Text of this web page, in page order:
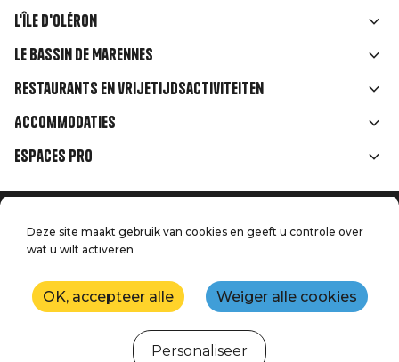
Liens
rubriques
L'île d'Oléron
Le Bassin de Marennes
Restaurants en vrijetijdsactiviteiten
Accommodaties
Espaces Pro
Menu
de
Juridische informatie
Druk op
Neem contact met ons op
Kaart
Productie: StudioJuillet
Deze site maakt gebruik van cookies en geeft u controle over
wat u wilt activeren
OK, accepteer alle Weiger alle cookies
Personaliseer